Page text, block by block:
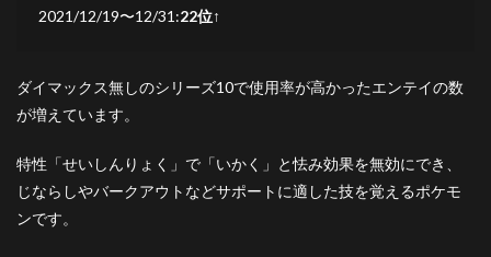
2021/12/19〜12/31:22位↑
ダイマックス無しのシリーズ10で使用率が高かったエンテイの数
が増えています。
特性「せいしんりょく」で「いかく」と怯み効果を無効にでき、
じならしやバークアウトなどサポートに適した技を覚えるポケモ
ンです。